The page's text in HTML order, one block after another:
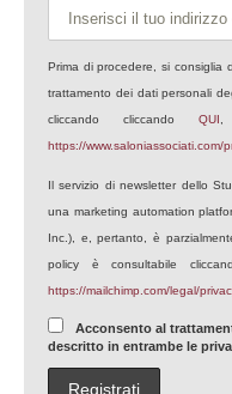
Prima di procedere, si consiglia
trattamento dei dati personali
cliccando cliccando QUI
https://www.saloniassociati.com/
Il servizio di newsletter dello
una marketing automation
Inc.), e, pertanto, è
policy è consultabile
https://mailchimp.com/legal/
Acconsento al
descritto in entrambe le